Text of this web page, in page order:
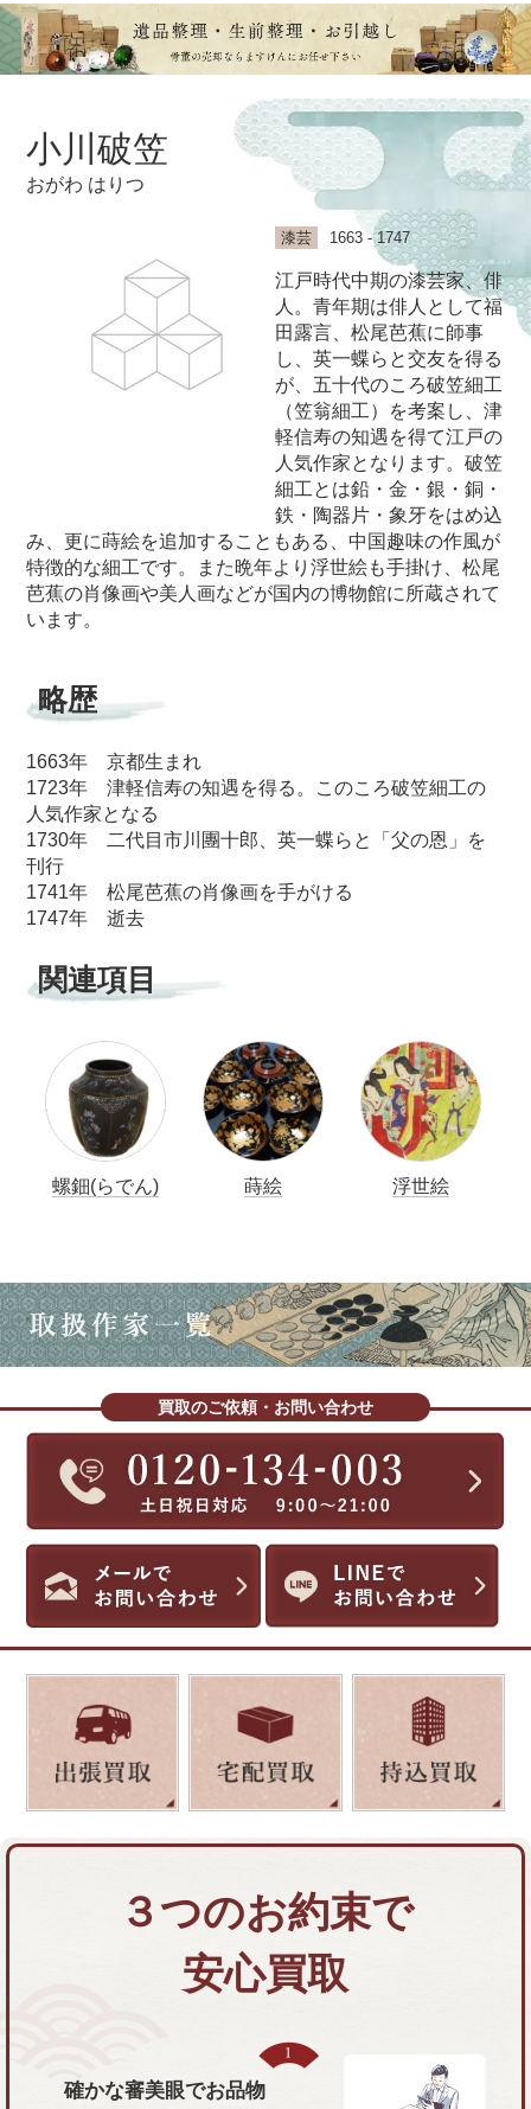
小川破笠
おがわ はりつ
漆芸 1663 - 1747
江戸時代中期の漆芸家、俳
人。青年期は俳人として福
田露言、松尾芭蕉に師事
し、英一蝶らと交友を得る
が、五十代のころ破笠細工
（笠翁細工）を考案し、津
軽信寿の知遇を得て江戸の
人気作家となります。破笠
細工とは鉛・金・銀・銅・
鉄・陶器片・象牙をはめ込
み、更に蒔絵を追加することもある、中国趣味の作風が
特徴的な細工です。また晩年より浮世絵も手掛け、松尾
芭蕉の肖像画や美人画などが国内の博物館に所蔵されて
います。
略歴
1663年 京都生まれ
1723年 津軽信寿の知遇を得る。このころ破笠細工の
人気作家となる
1730年 二代目市川團十郎、英一蝶らと「父の恩」を
刊行
1741年 松尾芭蕉の肖像画を手がける
1747年 逝去
関連項目
螺鈿(らでん) 蒔絵 浮世絵
買取のご依頼・お問い合わせ
３つのお約束で
安心買取
確かな審美眼でお品物